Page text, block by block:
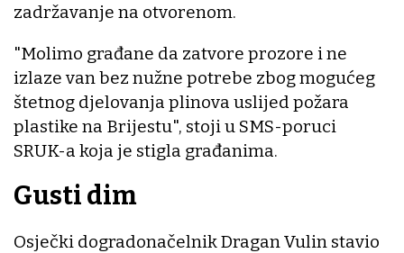
zadržavanje na otvorenom.
"Molimo građane da zatvore prozore i ne
izlaze van bez nužne potrebe zbog mogućeg
štetnog djelovanja plinova uslijed požara
plastike na Brijestu", stoji u SMS-poruci
SRUK-a koja je stigla građanima.
Gusti dim
Osječki dogradonačelnik Dragan Vulin stavio